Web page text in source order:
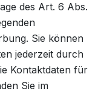
des Art. 6 Abs.
Sie können
jederzeit durch
Kontaktdaten für
Sie im